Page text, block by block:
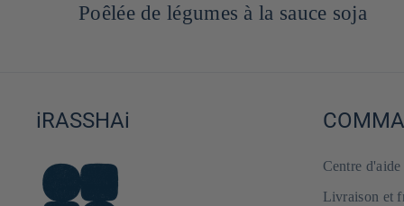
Recette de Bukkake Udon
iRASSHAi
Centre
Livraison et